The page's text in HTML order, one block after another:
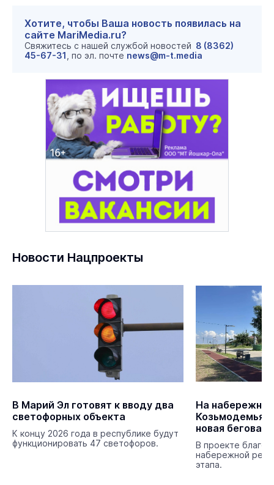
Хотите, чтобы Ваша новость появилась на
сайте MariMedia.ru?
Свяжитесь с нашей службой новостей 8 (8362)
45-67-31 , по эл. почте news@m-t.media
Новости Нацпроекты
В Марий Эл готовят к вводу два
светофорных объекта
К концу 2026 года в республике будут
функционировать 47 светофоров.
На набережной
новая беговая
В проекте
набережной
этапа.